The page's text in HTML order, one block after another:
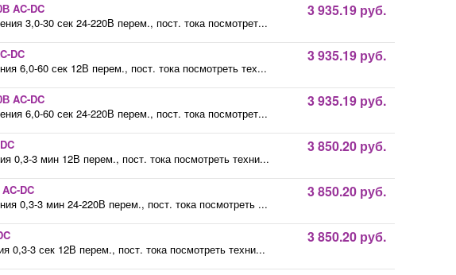
AC-DC
3,0-30 сек 24-220В перем., пост. тока посмотрет...
3 935.19 руб.
DC
6,0-60 сек 12В перем., пост. тока посмотреть тех...
3 935.19 руб.
AC-DC
6,0-60 сек 24-220В перем., пост. тока посмотрет...
3 935.19 руб.
0,3-3 мин 12В перем., пост. тока посмотреть техни...
3 850.20 руб.
DC
0,3-3 мин 24-220В перем., пост. тока посмотреть ...
3 850.20 руб.
0,3-3 сек 12В перем., пост. тока посмотреть техни...
3 850.20 руб.